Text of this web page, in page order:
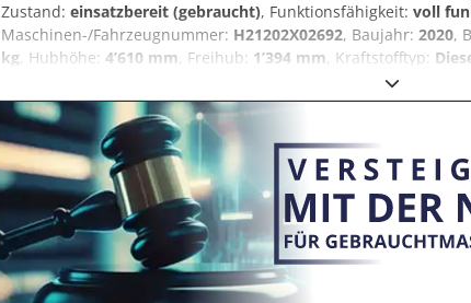
Zustand: einsatzbereit (gebraucht), Funktionsfähigkeit: voll
Maschinen-/Fahrzeugnummer: H21202X02692, Baujahr: 2020,
kg, Hubhöhe: 4’610 mm, Freihub: 1’394 mm, Kraftstofftyp:
Kein Mindestpreis – garantierter Verkauf zum höchsten Gebot!
Credozpyibopfx Aarof Lastschwerpunkt: 500 mm Hubhöhe:
Bauhöhe: 2.134 mm Vorderreifentyp: Superelastikreifen,
schwarz Reifenzustand: 70 % MASCHINEN-DETAILS
Motorleistung: 45 kW Eigengewicht: 4.648 kg AUSSTATTUNG -
Einpedalsteuerung - 3 LED-Arbeitsscheinwerfer